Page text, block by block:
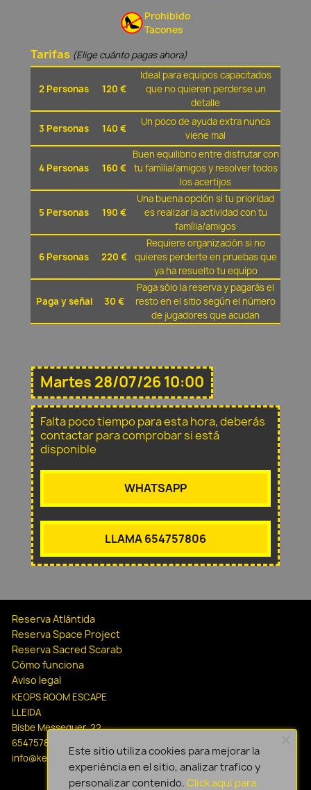
Prohibido
Tacones
Tarifas (Elige cuánto pagas ahora)
2 Personas 120 €
Ideal para equipos capacitados
que no quieren perderse un
detalle
3 Personas 140 €
Un poco de ayuda extra nunca
viene mal
4 Personas 160 €
Buen equilibrio entre disfrutar con
tu família/amigos y resolver todos
los acertijos
5 Personas 190 €
Una buena opción si tu prioridad
es realizar la actividad con tu
família/amigos
6 Personas 220 €
Requiere organización si no
quieres perderte en pruebas que
ya ha resuelto tu equipo
Paga y señal 30 €
Paga sólo la reserva y pagarás el
resto en el sitio según el número
de jugadores que acudan
Martes 28/07/26 10:00
Falta poco tiempo para esta hora, deberás
contactar para comprobar si está
disponible
WHATSAPP
LLAMA 654757806
Reserva Atlántida
Reserva Space Project
Reserva Sacred Scarab
Cómo funciona
Aviso legal
KEOPS ROOM ESCAPE
LLEIDA
Bisbe Messeguer, 22
654757806
info@keopsescapelleida.com
Este sitio utiliza cookies para mejorar la
experiéncia en el sitio, analizar trafico y
personalizar contenido. Click aquí para